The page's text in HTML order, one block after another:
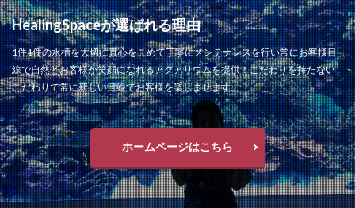
HealingSpaceが選ばれる理由
1件1件の水槽を大切に真心をこめて丁寧にメンテナンスを行い常にお客様目
線で自然とお客様が笑顔になれるアクアリウムを提供！こだわりを持たない
こだわりで常に新しい目線でお客様を楽しませます。
ホームページはこちら